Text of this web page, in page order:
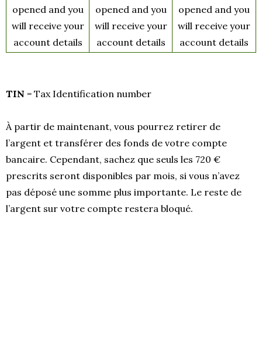
opened and you
will receive your
account details
opened and you
will receive your
account details
opened and you
will receive your
account details
TIN = Tax Identification number
À partir de maintenant, vous pourrez retirer de
l’argent et transférer des fonds de votre compte
bancaire. Cependant, sachez que seuls les 720 €
prescrits seront disponibles par mois, si vous n’avez
pas déposé une somme plus importante. Le reste de
l’argent sur votre compte restera bloqué.